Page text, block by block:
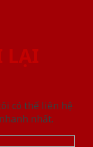
LẠI
có thể liên hệ
nhất.